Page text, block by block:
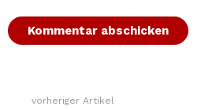
Weiterevorheriger Artikel